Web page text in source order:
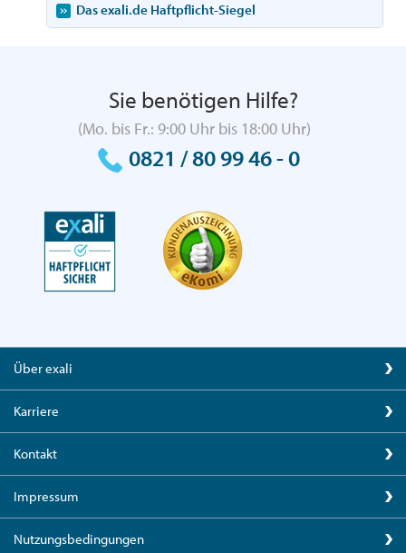
Das exali.de Haftpflicht-Siegel
Sie benötigen Hilfe?
(Mo. bis Fr.: 9:00 Uhr bis 18:00 Uhr)
0821 / 80 99 46 - 0
Über exali
Karriere
Kontakt
Impressum
Nutzungsbedingungen